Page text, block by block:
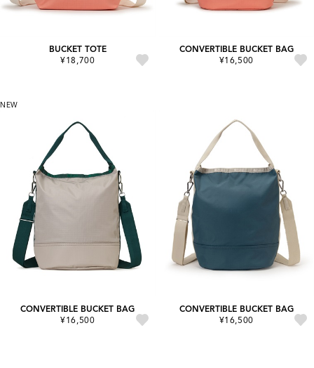
BUCKET TOTE
¥18,700
CONVERTIBLE BUCKET BAG
¥16,500
NEW
CONVERTIBLE BUCKET BAG
¥16,500
CONVERTIBLE BUCKET BAG
¥16,500